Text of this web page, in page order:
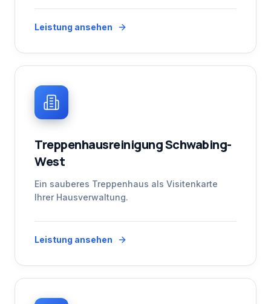
Leistung ansehen
Treppenhausreinigung Schwabing-
West
Ein sauberes Treppenhaus als Visitenkarte
Ihrer Hausverwaltung.
Leistung ansehen